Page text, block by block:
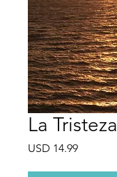
La Tristeza
USD 14.99Precio